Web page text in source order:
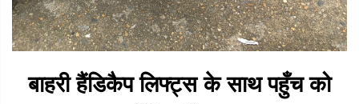
बाहरी हैंडिकैप लिफ्ट्स के साथ पहुँच को